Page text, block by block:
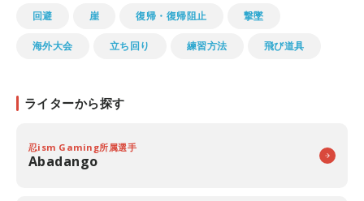
回避 崖 復帰・復帰阻止 撃墜
海外大会 立ち回り 練習方法 飛び道具
ライターから探す
忍ism Gaming所属選手
Abadango